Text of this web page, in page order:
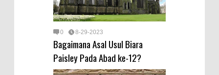
0 8-29-2023
Bagaimana Asal Usul Biara
Paisley Pada Abad ke-12?